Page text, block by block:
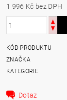
1 996 Kč bez DPH
KÓD PRODUKTU
ZNAČKA
KATEGORIE
Dotaz